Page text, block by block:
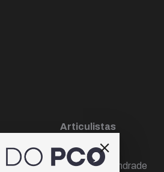
Articulistas
Décio Freire
Dr Marcos Andrade